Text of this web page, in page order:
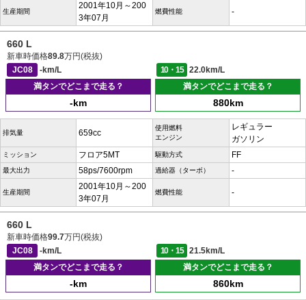
生産期間
2001年10月～200
3年07月
燃費性能 -
660 L
新車時価格89.8万円(税抜)
JC08
-km/L 10・15
22.0km/L
満タンでどこまで走る？
-km
満タンでどこまで走る？
880km
排気量 659cc
使用燃料
エンジン
レギュラー
ガソリン
ミッション フロア5MT 駆動方式 FF
最大出力 58ps/7600rpm 過給器（ターボ） -
生産期間
2001年10月～200
3年07月
燃費性能 -
660 L
新車時価格99.7万円(税抜)
JC08
-km/L 10・15
21.5km/L
満タンでどこまで走る？
-km
満タンでどこまで走る？
860km